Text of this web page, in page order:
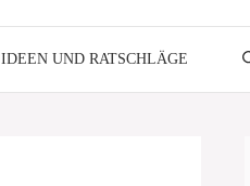
IDEEN UND RATSCHLÄGE